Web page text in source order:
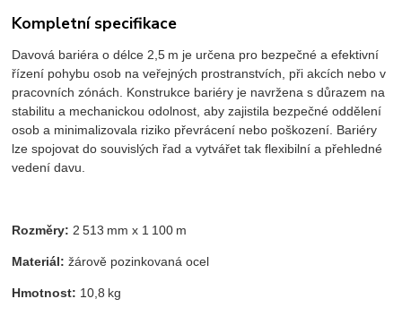
Kompletní specifikace
Davová bariéra o délce 2,5 m je určena pro bezpečné a efektivní
řízení pohybu osob na veřejných prostranstvích, při akcích nebo v
pracovních zónách. Konstrukce bariéry je navržena s důrazem na
stabilitu a mechanickou odolnost, aby zajistila bezpečné oddělení
osob a minimalizovala riziko převrácení nebo poškození. Bariéry
lze spojovat do souvislých řad a vytvářet tak flexibilní a přehledné
vedení davu.
Rozměry: 2 513 mm x 1 100 m
Materiál:žárově pozinkovaná ocel
Hmotnost: 10,8 kg